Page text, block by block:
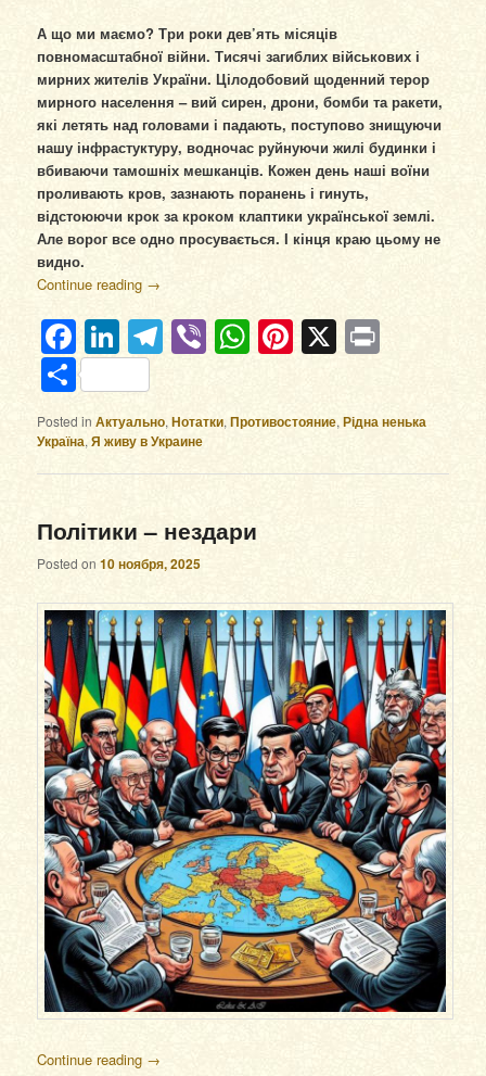
А що ми маємо? Три роки дев’ять місяців
повномасштабної війни. Тисячі загиблих військових і
мирних жителів України. Цілодобовий щоденний терор
мирного населення – вий сирен, дрони, бомби та ракети,
які летять над головами і падають, поступово знищуючи
нашу інфрастуктуру, водночас руйнуючи жилі будинки і
вбиваючи тамошніх мешканців. Кожен день наші воїни
проливають кров, зазнають поранень і гинуть,
відстоюючи крок за кроком клаптики української землі.
Але ворог все одно просувається. І кінця краю цьому не
видно.
Continue reading →
Facebook
LinkedIn
Telegram
ViberWhatsApp
Pinterest
X
Отправить
Posted in Актуально,Нотатки,Противостояние,Рідна ненька
Україна,Я живу в Украине
Політики – нездари
Posted on10 ноября, 2025
Continue reading →